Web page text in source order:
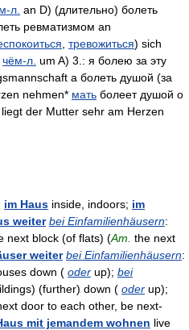
л. an D) (длительно) болеть
ревматизмом an
тревожиться) sich
чём-л. um A) 3.: я болею за эту
а болеть душой (за
nehmen* мать болеет душой о
der Mutter sehr am Herzen
im Haus inside, indoors; im
weiter bei Einfamilienhäusern:
next block (of flats) (Am. the next
weiter bei Einfamilienhäusern:
down ( oder up); bei
(further) down ( oder up);
door to each other, be next-
mit jemandem wohnen live